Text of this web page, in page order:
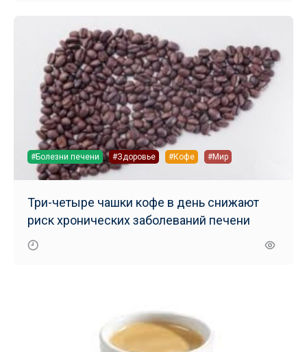
#Болезни печени #Здоровье #Кофе #Мир
Три-четыре чашки кофе в день снижают
риск хронических заболеваний печени